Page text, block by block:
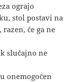
ograjo
stol postavi na
če ga ne
slučajno ne
onemogočen